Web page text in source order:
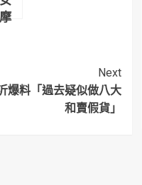
Next
爆料「過去疑似做八大
和賣假貨」